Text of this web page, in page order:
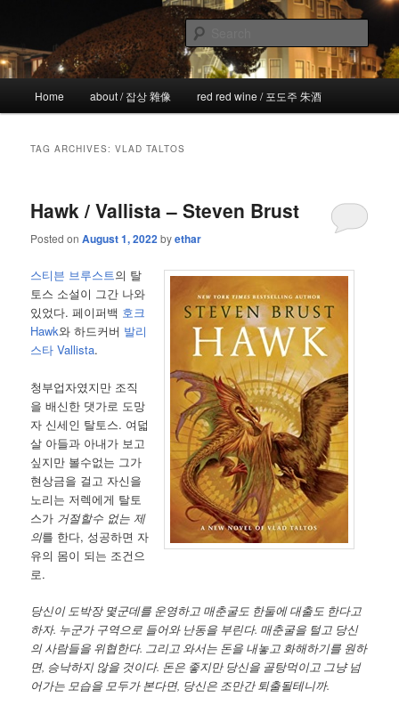
primary
content
secondary
content!wicked
the more I see the less I know
Home about / 잡상 雜像 red red wine / 포도주 朱酒
TAG ARCHIVES:VLAD TALTOS
Hawk / Vallista – Steven Brust
Posted onAugust 1, 2022byethar
스티븐 브루스트의 탈
토스 소설이 그간 나와
있었다. 페이퍼백 호크
Hawk와 하드커버 발리
스타 Vallista.
청부업자였지만 조직
을 배신한 댓가로 도망
자 신세인 탈토스. 여덟
살 아들과 아내가 보고
싶지만 볼수없는 그가
현상금을 걸고 자신을
노리는 저렉에게 탈토
스가 거절할수 없는 제
의를 한다, 성공하면 자
유의 몸이 되는 조건으
로.
당신이 도박장 몇군데를 운영하고 매춘굴도 한둘에 대출도 한다고
하자. 누군가 구역으로 들어와 난동을 부린다. 매춘굴을 털고 당신
의 사람들을 위협한다. 그리고 와서는 돈을 내놓고 화해하기를 원하
면, 승낙하지 않을 것이다. 돈은 좋지만 당신을 골탕먹이고 그냥 넘
어가는 모습을 모두가 본다면, 당신은 조만간 퇴출될테니까.